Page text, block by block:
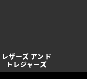
レザーズ アンド
トレジャーズ